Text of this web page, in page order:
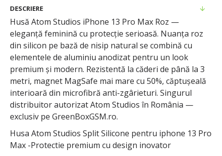
DESCRIERE
Husă Atom Studios iPhone 13 Pro Max Roz —
eleganță feminină cu protecție serioasă. Nuanța roz
din silicon pe bază de nisip natural se combină cu
elementele de aluminiu anodizat pentru un look
premium și modern. Rezistentă la căderi de până la 3
metri, magnet MagSafe mai mare cu 50%, căptușeală
interioară din microfibră anti-zgârieturi. Singurul
distribuitor autorizat Atom Studios în România —
exclusiv pe GreenBoxGSM.ro.
Husa Atom Studios Split Silicone pentru iphone 13 Pro
Max -Protectie premium cu design inovator